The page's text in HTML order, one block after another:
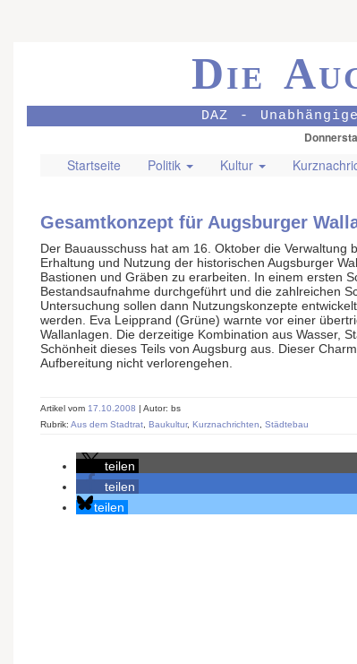
Die
DAZ -
Startseite Politik Kultur
Gesamtkonzept für Augsburger
Der Bauausschuss hat am 16. Oktober die Verwaltung
Erhaltung und Nutzung der historischen Augsburger
Bastionen und Gräben zu erarbeiten. In einem ersten
Bestandsaufnahme durchgeführt und die zahlreichen
Untersuchung sollen dann Nutzungskonzepte
werden. Eva Leipprand (Grüne) warnte vor einer
Wallanlagen. Die derzeitige Kombination aus Wasser,
Schönheit dieses Teils von Augsburg aus. Dieser
Aufbereitung nicht verlorengehen.
Artikel vom 17.10.2008 | Autor: bs
Rubrik: Aus dem Stadtrat Baukultur, Kurznachrichten Städtebau
teilen
teilen
teilen